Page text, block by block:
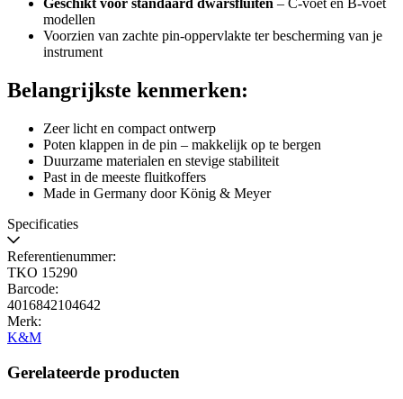
Geschikt voor standaard dwarsfluiten – C-voet en B-voet
modellen
Voorzien van zachte pin-oppervlakte ter bescherming van je
instrument
Belangrijkste kenmerken:
Zeer licht en compact ontwerp
Poten klappen in de pin – makkelijk op te bergen
Duurzame materialen en stevige stabiliteit
Past in de meeste fluitkoffers
Made in Germany door König & Meyer
Specificaties
Referentienummer:
TKO 15290
Barcode:
4016842104642
Merk:
K&M
Gerelateerde producten